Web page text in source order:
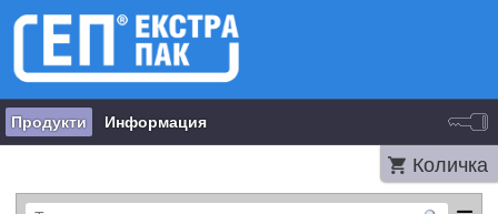
Продукти Информация
Количка